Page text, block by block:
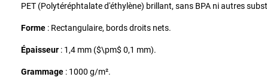
PET (Polytéréphtalate d'éthylène) brillant, sans BPA ni autres
Forme : Rectangulaire, bords droits nets.
Épaisseur : 1,4 mm ($\pm$ 0,1 mm).
Grammage : 1000 g/m².